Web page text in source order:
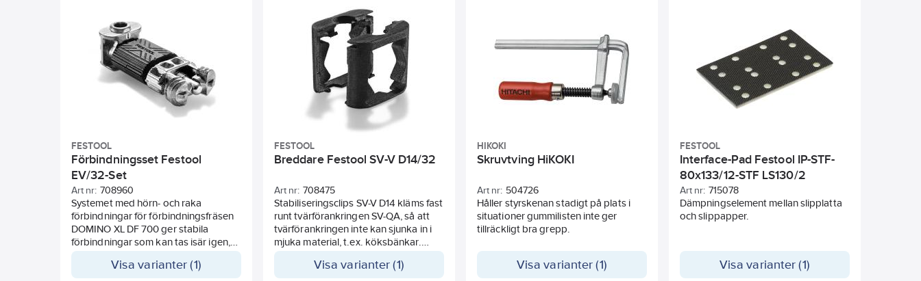
FESTOOL
Förbindningsset Festool
EV/32-Set
Art nr: 708960
Systemet med hörn- och raka
förbindningar för förbindningsfräsen
DOMINO XL DF 700 ger stabila
förbindningar som kan tas isär igen,
förbindningar i ramar och stommar
Visa varianter (1)
FESTOOL
Breddare Festool SV-V D14/32
Art nr: 708475
Stabiliseringsclips SV-V D14 kläms fast
runt tvärförankringen SV-QA, så att
tvärförankringen inte kan sjunka in i
mjuka material, t.ex. köksbänkar.
förbindningar för förbindningsfräsen
Visa varianter (1)
HIKOKI
Skruvtving HiKOKI
Art nr: 504726
Håller styrskenan stadigt på plats i
situationer gummilisten inte ger
tillräckligt bra grepp.
Visa varianter (1)
FESTOOL
Interface-Pad Festool IP-STF-
80x133/12-STF LS130/2
Art nr: 715078
Dämpningselement mellan slipplatta
och slippapper.
Visa varianter (1)